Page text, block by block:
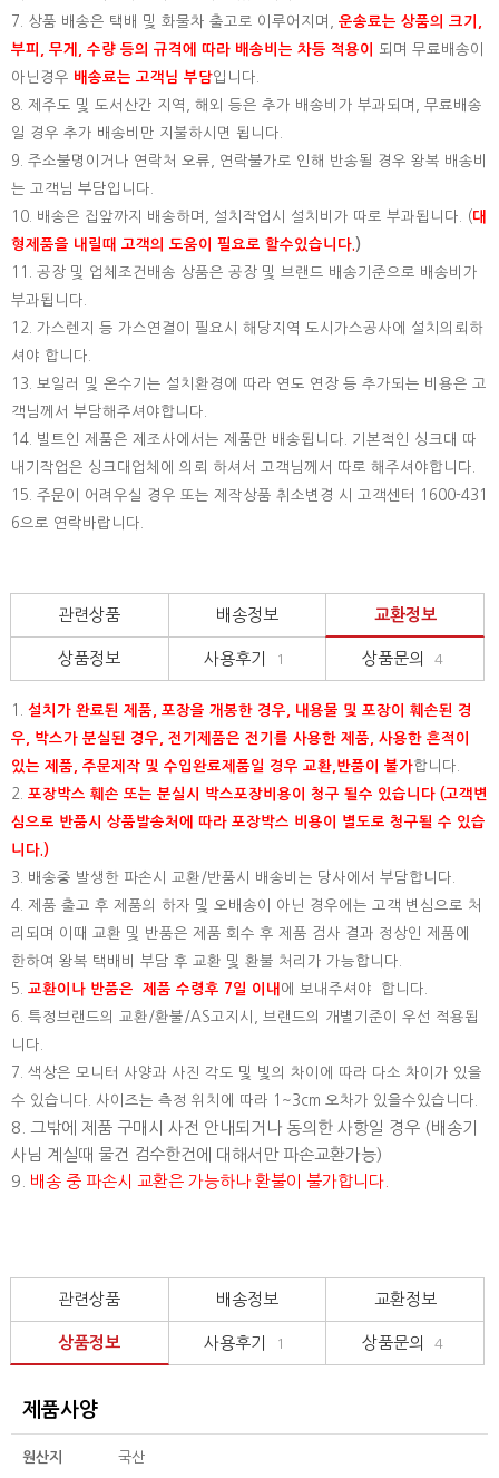
7. 상품 배송은 택배 및 화물차 출고로 이루어지며, 운송료는 상품의 크기,
부피, 무게, 수량 등의 규격에 따라 배송비는 차등 적용이
되며 무료배송이
아닌경우 배송료는 고객님 부담입니다.
8. 제주도 및 도서산간 지역, 해외 등은 추가 배송비가 부과되며, 무료배송
일 경우 추가 배송비만 지불하시면 됩니다.
9. 주소불명이거나 연락처 오류, 연락불가로 인해 반송될 경우 왕복 배송비
는 고객님 부담입니다.
10. 배송은 집앞까지 배송하며, 설치작업시 설치비가 따로 부과됩니다. (대
형제품을 내릴때 고객의 도움이 필요로 할수있습니다. )
11. 공장 및 업체조건배송 상품은 공장 및 브랜드 배송기준으로 배송비가
부과됩니다.
12. 가스렌지 등 가스연결이 필요시 해당지역 도시가스공사에 설치의뢰하
셔야 합니다.
13. 보일러 및 온수기는 설치환경에 따라 연도 연장 등 추가되는 비용은 고
객님께서 부담해주셔야합니다.
14. 빌트인 제품은 제조사에서는 제품만 배송됩니다. 기본적인 싱크대 따
내기작업은 싱크대업체에 의뢰 하셔서 고객님께서 따로 해주셔야합니다.
15. 주문이 어려우실 경우 또는 제작상품 취소변경 시 고객센터 1600-431
6으로 연락바랍니다.
관련상품 배송정보 교환정보
상품정보 사용후기 1 상품문의 4
1. 설치가 완료된 제품, 포장을 개봉한 경우, 내용물 및 포장이 훼손된 경
우, 박스가 분실된 경우, 전기제품은 전기를 사용한 제품, 사용한 흔적이
있는 제품, 주문제작 및 수입완료제품일 경우 교환,반품이 불가합니다.
2. 포장박스 훼손 또는 분실시 박스포장비용이 청구 될수 있습니다 (고객변
심으로 반품시 상품발송처에 따라 포장박스 비용이 별도로 청구될 수 있습
니다.)
3. 배송중 발생한 파손시 교환/반품시 배송비는 당사에서 부담합니다.
4. 제품 출고 후 제품의 하자 및 오배송이 아닌 경우에는 고객 변심으로 처
리되며 이때 교환 및 반품은 제품 회수 후 제품 검사 결과 정상인 제품에
한하여 왕복 택배비 부담 후 교환 및 환불 처리가 가능합니다.
5. 교환이나 반품은 제품 수령후 7일 이내 에 보내주셔야 합니다.
6. 특정브랜드의 교환/환불/AS고지시, 브랜드의 개별기준이 우선 적용됩
니다.
7. 색상은 모니터 사양과 사진 각도 및 빛의 차이에 따라 다소 차이가 있을
수 있습니다. 사이즈는 측정 위치에 따라 1~3cm 오차가 있을수있습니다.
8. 그밖에 제품 구매시 사전 안내되거나 동의한 사항일 경우 (배송기
사님 계실때 물건 검수한건에 대해서만 파손교환가능)
9. 배송 중 파손시 교환은 가능하나 환불이 불가합니다.
관련상품 배송정보 교환정보
상품정보 사용후기 1 상품문의 4
제품사양
원산지 국산